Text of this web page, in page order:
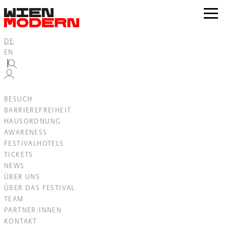
springen
zur
DE
EN
BESUCH
BARRIEREFREIHEIT
HAUSORDNUNG
AWARENESS
FESTIVALHOTELS
TICKETS
NEWS
ÜBER UNS
ÜBER DAS FESTIVAL
TEAM
PARTNER:INNEN
KONTAKT